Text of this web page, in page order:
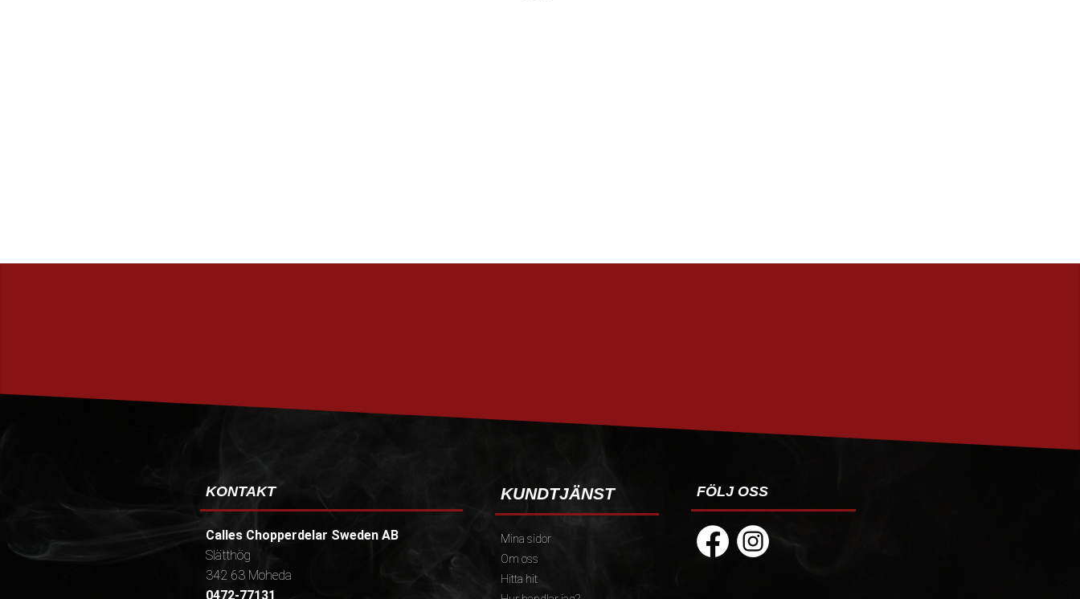
KONTAKT
Calles Chopperdelar Sweden AB
Slätthög
342 63 Moheda
0472-77131
KUNDTJÄNST
Mina sidor
Om oss
Hitta hit
FÖLJ OSS